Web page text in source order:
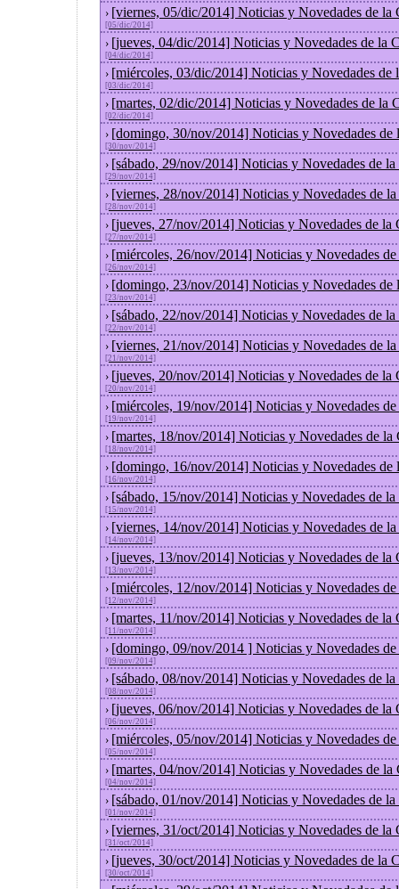
› [viernes, 05/dic/2014] Noticias y Novedades de la
[05/dic/2014]
› [jueves, 04/dic/2014] Noticias y Novedades de la
[04/dic/2014]
› [miércoles, 03/dic/2014] Noticias y Novedades de
[03/dic/2014]
› [martes, 02/dic/2014] Noticias y Novedades de la
[02/dic/2014]
› [domingo, 30/nov/2014] Noticias y Novedades de
[30/nov/2014]
› [sábado, 29/nov/2014] Noticias y Novedades de
[29/nov/2014]
› [viernes, 28/nov/2014] Noticias y Novedades de
[28/nov/2014]
› [jueves, 27/nov/2014] Noticias y Novedades de la
[27/nov/2014]
› [miércoles, 26/nov/2014] Noticias y Novedades
[26/nov/2014]
› [domingo, 23/nov/2014] Noticias y Novedades de
[23/nov/2014]
› [sábado, 22/nov/2014] Noticias y Novedades de
[22/nov/2014]
› [viernes, 21/nov/2014] Noticias y Novedades de
[21/nov/2014]
› [jueves, 20/nov/2014] Noticias y Novedades de la
[20/nov/2014]
› [miércoles, 19/nov/2014] Noticias y Novedades
[19/nov/2014]
› [martes, 18/nov/2014] Noticias y Novedades de la
[18/nov/2014]
› [domingo, 16/nov/2014] Noticias y Novedades de
[16/nov/2014]
› [sábado, 15/nov/2014] Noticias y Novedades de
[15/nov/2014]
› [viernes, 14/nov/2014] Noticias y Novedades de
[14/nov/2014]
› [jueves, 13/nov/2014] Noticias y Novedades de la
[13/nov/2014]
› [miércoles, 12/nov/2014] Noticias y Novedades
[12/nov/2014]
› [martes, 11/nov/2014] Noticias y Novedades de la
[11/nov/2014]
› [domingo, 09/nov/2014 ] Noticias y Novedades
[09/nov/2014]
› [sábado, 08/nov/2014] Noticias y Novedades de
[08/nov/2014]
› [jueves, 06/nov/2014] Noticias y Novedades de la
[06/nov/2014]
› [miércoles, 05/nov/2014] Noticias y Novedades
[05/nov/2014]
› [martes, 04/nov/2014] Noticias y Novedades de la
[04/nov/2014]
› [sábado, 01/nov/2014] Noticias y Novedades de
[01/nov/2014]
› [viernes, 31/oct/2014] Noticias y Novedades de la
[31/oct/2014]
› [jueves, 30/oct/2014] Noticias y Novedades de la
[30/oct/2014]